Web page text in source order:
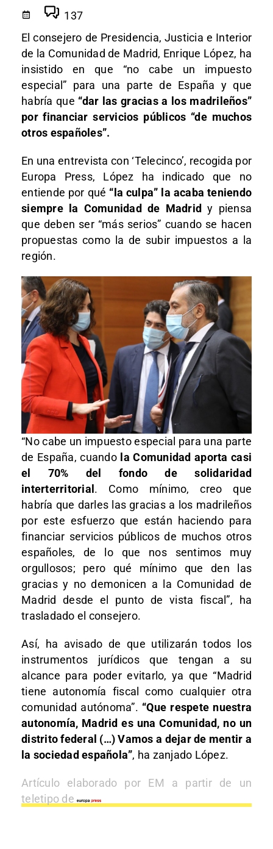
137
El consejero de Presidencia, Justicia e Interior
de la Comunidad de Madrid, Enrique López, ha
insistido en que “no cabe un impuesto
especial” para una parte de España y que
habría que “dar las gracias a los madrileños”
por financiar servicios públicos “de muchos
otros españoles”.
En una entrevista con ‘Telecinco’, recogida por
Europa Press, López ha indicado que no
entiende por qué “la culpa” la acaba teniendo
siempre la Comunidad de Madridy piensa
que deben ser “más serios” cuando se hacen
propuestas como la de subir impuestos a la
región.
“No cabe un impuesto especial para una parte
de España, cuando la Comunidad aporta casi
el 70% del fondo de solidaridad
interterritorial . Como mínimo, creo que
habría que darles las gracias a los madrileños
por este esfuerzo que están haciendo para
financiar servicios públicos de muchos otros
españoles, de lo que nos sentimos muy
orgullosos; pero qué mínimo que den las
gracias y no demonicen a la Comunidad de
Madrid desde el punto de vista fiscal”, ha
trasladado el consejero.
Así, ha avisado de que utilizarán todos los
instrumentos jurídicos que tengan a su
alcance para poder evitarlo, ya que “Madrid
tiene autonomía fiscal como cualquier otra
comunidad autónoma”. “Que respete nuestra
autonomía, Madrid es una Comunidad, no un
distrito federal (…) Vamos a dejar de mentir a
la sociedad española”, ha zanjado López.
Artículo elaborado por EM a partir de un
teletipo de